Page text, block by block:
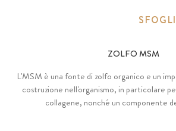
ZOLFO MSM
L'MSM è una fonte di zolfo organico e un
costruzione nell'organismo, in particolare
collagene, nonché un componente